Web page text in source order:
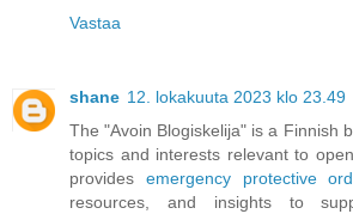
Vastaa
shane 12. lokakuuta 2023 klo 23.49
The "Avoin Blogiskelija" is a Finnish
topics and interests relevant to
provides emergency protective
resources, and insights to